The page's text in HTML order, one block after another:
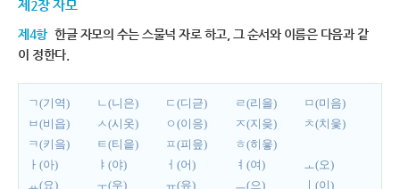
제2장 자모
제4항 한글 자모의 수는 스물넉 자로 하고, 그 순서와 이름은 다음과 같
이 정한다.
ㄱ(기역) ㄴ(니은) ㄷ(디귿) ㄹ(리을)
ㅁ(미음)
ㅂ(비읍)
ㅅ(시옷) ㅇ(이응) ㅈ(지읒)
ㅊ(치읓)
ㅋ(키읔)
ㅌ(티읕) ㅍ(피읖)
ㅎ(히읗)
ㅏ(아)
ㅑ(야) ㅓ(어) ㅕ(여)
ㅗ(오)
ㅛ(요)
ㅜ(우) ㅠ(유) ㅡ(으) ㅣ(이)